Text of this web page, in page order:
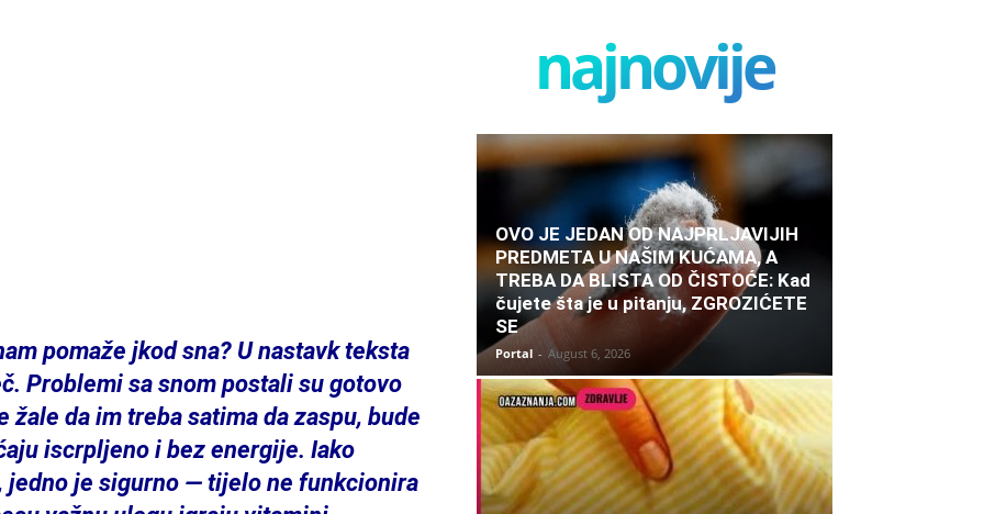
pomaže jkod sna? U nastavk teksta
Problemi sa snom postali su gotovo
da im treba satima da zaspu, bude
iscrpljeno i bez energije. Iako
je sigurno — tijelo ne funkcionira
najnovije
OVO JE JEDAN OD NAJPRLJAVIJIH
PREDMETA U NAŠIM KUĆAMA, A
TREBA DA BLISTA OD ČISTOĆE: Kad
čujete šta je u pitanju, ZGROZIĆETE
SE
Portal - August 6, 2026